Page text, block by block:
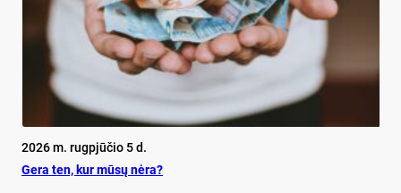
2026 m. rugpjūčio 5 d.
Ge­ra ten, kur mū­sų nė­ra?